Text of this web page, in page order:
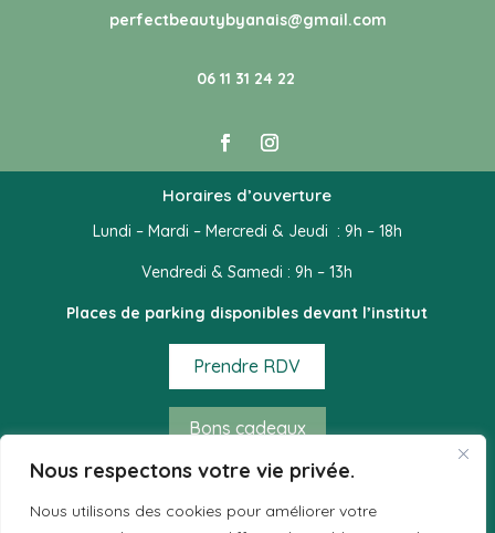
Nous respectons votre vie privée.
Nous utilisons des cookies pour améliorer votre
perfectbeautybyanais@gmail.com
06 11 31 24 22
Horaires d’ouverture
Lundi – Mardi – Mercredi & Jeudi : 9h – 18h
Vendredi & Samedi : 9h – 13h
Places de parking disponibles devant l’institut
Prendre RDV
Bons cadeaux
Mode de règlement acceptés
– Espèces